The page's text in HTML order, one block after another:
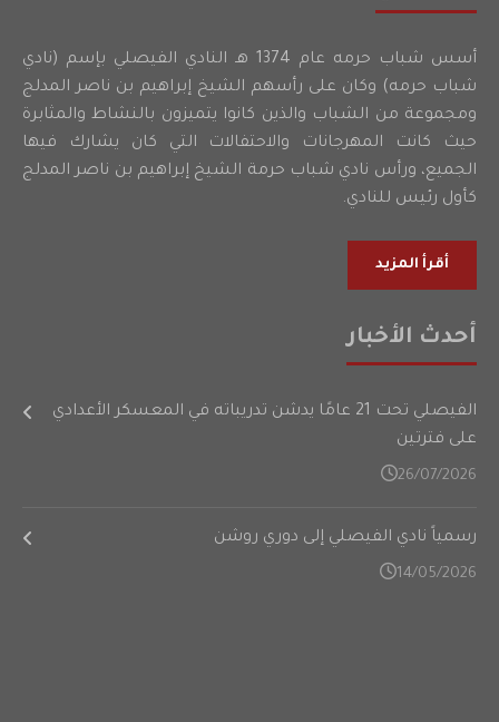
أسس شباب حرمه عام 1374 هـ النادي الفيصلي بإسم (نادي
شباب حرمه) وكان على رأسهم الشيخ إبراهيم بن ناصر المدلج
ومجموعة من الشباب والذين كانوا يتميزون بالنشاط والمثابرة
حيث كانت المهرجانات والاحتفالات التي كان يشارك فيها
الجميع، ورأس نادي شباب حرمة الشيخ إبراهيم بن ناصر المدلج
كأول رئيس للنادي.
أقرأ المزيد
أحدث الأخبار
الفيصلي تحت 21 عامًا يدشن تدريباته في المعسكر الأعدادي
على فترتين
26/07/2026
رسمياً نادي الفيصلي إلى دوري روشن
14/05/2026